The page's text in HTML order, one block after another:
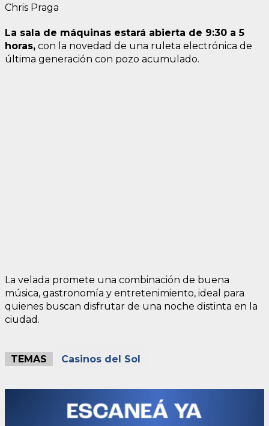
Chris Praga
La sala de máquinas estará abierta de 9:30 a 5
horas, con la novedad de una ruleta electrónica de
última generación con pozo acumulado.
La velada promete una combinación de buena
música, gastronomía y entretenimiento, ideal para
quienes buscan disfrutar de una noche distinta en la
ciudad.
TEMAS Casinos del Sol